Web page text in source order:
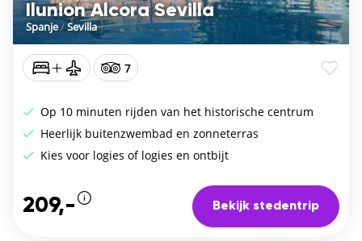
Ilunion Alcora Sevilla
Spanje/Sevilla
7
Op 10 minuten rijden van het historische centrum
Heerlijk buitenzwembad en zonneterras
Kies voor logies of logies en ontbijt
209,- Bekijk stedentrip